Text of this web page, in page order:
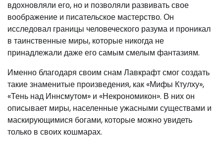
вдохновляли его, но и позволяли развивать свое
воображение и писательское мастерство. Он
исследовал границы человеческого разума и проникал
в таинственные миры, которые никогда не
принадлежали даже его самым смелым фантазиям.
Именно благодаря своим снам Лавкрафт смог создать
такие знаменитые произведения, как «Мифы Ктулху»,
«Тень над Иннсмутом» и «Некрономикон». В них он
описывает миры, населенные ужасными существами и
маскирующимися богами, которые можно увидеть
только в своих кошмарах.